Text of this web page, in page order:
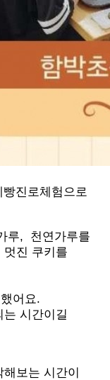
진로체험으로
루, 천연가루를
멋진 쿠키를
어요.
시간이길
보는 시간이